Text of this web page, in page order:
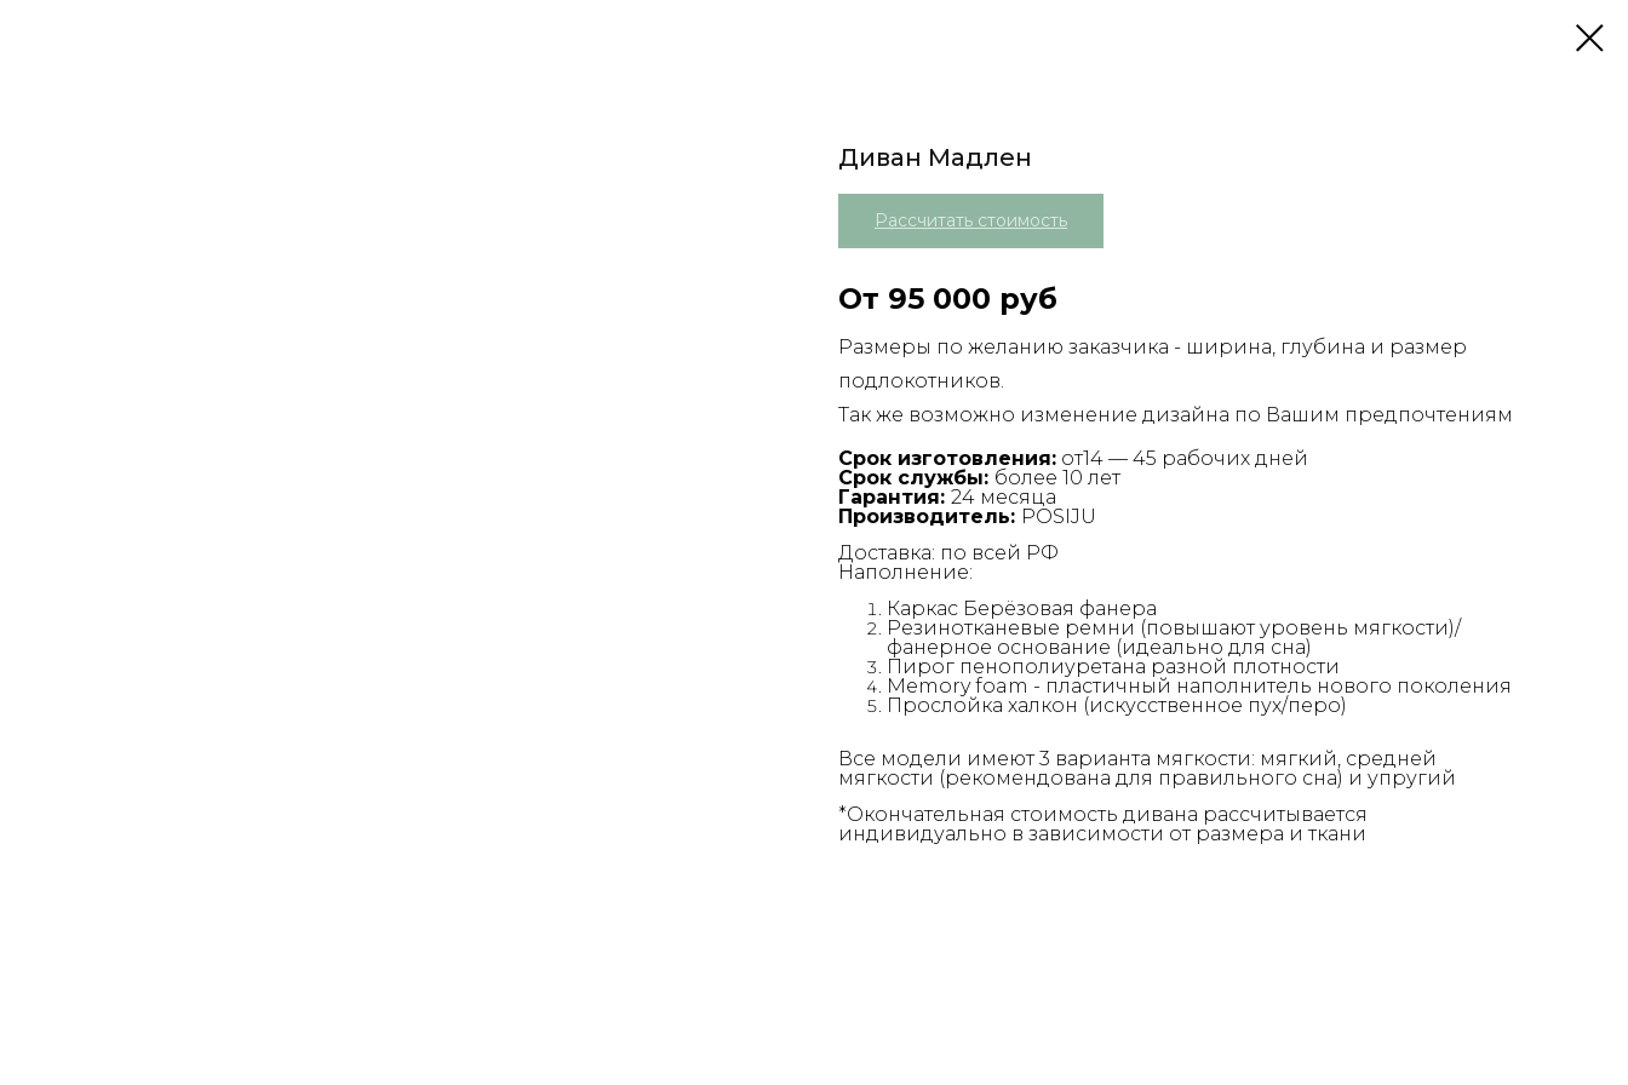
Диван Мадлен
Рассчитать стоимость
От 95 000 руб
Размеры по желанию заказчика - ширина, глубина и размер
подлокотников.
Так же возможно изменение дизайна по Вашим предпочтениям
Срок изготовления: от14 — 45 рабочих дней
Срок службы: более 10 лет
Гарантия: 24 месяца
Производитель: POSIJU
Доставка: по всей РФ
Наполнение:
Каркас Берёзовая фанера
Резинотканевые ремни (повышают уровень мягкости)/
фанерное основание (идеально для сна)
Пирог пенополиуретана разной плотности
Memory foam - пластичный наполнитель нового поколения
Прослойка халкон (искусственное пух/перо)
Все модели имеют 3 варианта мягкости: мягкий, средней
мягкости (рекомендована для правильного сна) и упругий
*Окончательная стоимость дивана рассчитывается
индивидуально в зависимости от размера и ткани